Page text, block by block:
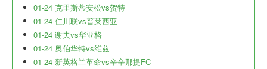
01-24 克里斯蒂安松vs贺特
01-24 仁川联vs普莱西亚
01-24 谢夫vs华亚格
01-24 奥伯华特vs维兹
01-24 新英格兰革命vs辛辛那提FC